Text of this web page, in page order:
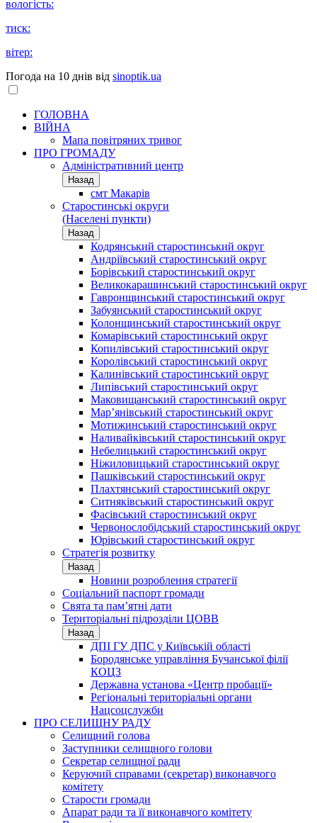
вологість:
тиск:
вітер:
Погода на 10 днів від sinoptik.ua
ГОЛОВНА
ВІЙНА
Мапа повітряних тривог
ПРО ГРОМАДУ
Aдміністративний центр
Назад
смт Макарів
Старостинські округи
(Населені пункти)
Назад
Кодрянський старостинський округ
Андріївський старостинський округ
Борівський старостинський округ
Великокарашинський старостинський округ
Гавронщинський старостинський округ
Забуянський старостинський округ
Колонщинський старостинський округ
Комарівський старостинський округ
Копилівський старостинський округ
Королівський старостинський округ
Калинівський старостинський округ
Липівський старостинський округ
Маковищанський старостинський округ
Мар’янівський старостинський округ
Мотижинський старостинський округ
Наливайківський старостинський округ
Небелицький старостинський округ
Ніжиловицький старостинський округ
Пашківський старостинський округ
Плахтянський старостинський округ
Ситняківський старостинський округ
Фасівський старостинський округ
Червонослобідський старостинський округ
Юрівський старостинський округ
Стратегія розвитку
Назад
Новини розроблення стратегії
Соціальний паспорт громади
Свята та пам’ятні дати
Територіальні підрозділи ЦОВВ
Назад
ДПІ ГУ ДПС у Київській області
Бородянське управління Бучанської філії
КОЦЗ
Державна установа «Центр пробації»
Регіональні територіальні органи
Нацсоцслужби
ПРО СЕЛИЩНУ РАДУ
Селищний голова
Заступники селищного голови
Секретар селищної ради
Керуючий справами (секретар) виконавчого
комітету
Старости громади
Апарат ради та її виконавчого комітету